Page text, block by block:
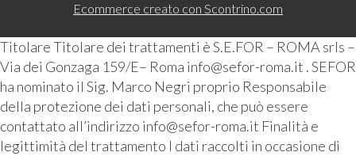
Ecommerce creato con Scontrino.com
Titolare Titolare dei trattamenti è S.E.FOR – ROMA srls –
Via dei Gonzaga 159/E– Roma info@sefor-roma.it . SEFOR
ha nominato il Sig. Marco Negri proprio Responsabile
della protezione dei dati personali, che può essere
contattato all’indirizzo info@sefor-roma.it Finalità e
legittimità del trattamento I dati raccolti in occasione di